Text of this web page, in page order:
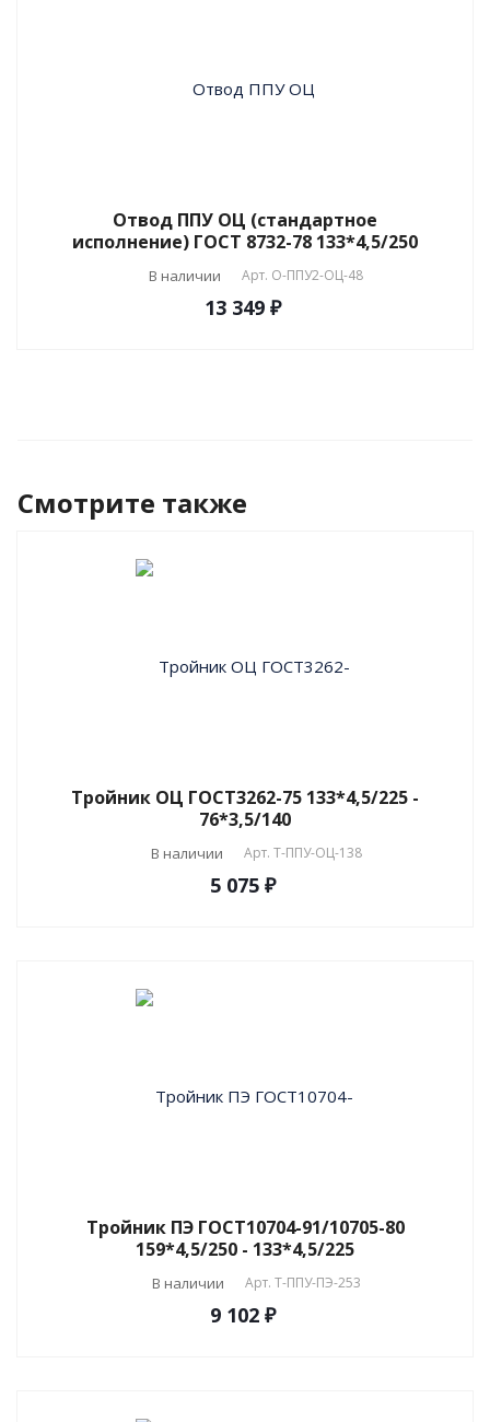
Отвод ППУ ОЦ (стандартное
исполнение) ГОСТ 8732-78 133*4,5/250
В наличии Арт. О-ППУ2-ОЦ-48
13 349 ₽
Смотрите также
Тройник ОЦ ГОСТ3262-75 133*4,5/225 -
76*3,5/140
В наличии Арт. T-ППУ-ОЦ-138
5 075 ₽
Тройник ПЭ ГОСТ10704-91/10705-80
159*4,5/250 - 133*4,5/225
В наличии Арт. T-ППУ-ПЭ-253
9 102 ₽